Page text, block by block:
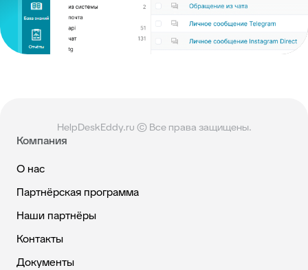
HelpDeskEddy.ru © Все права защищены.
Компания
О нас
Партнёрская программа
Наши партнёры
Контакты
Документы